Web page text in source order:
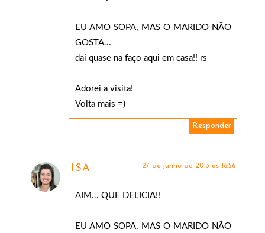
EU AMO SOPA, MAS O MARIDO NÃO
GOSTA...
dai quase na faço aqui em casa!! rs
Adorei a visita!
Volta mais =)
Responder
ISA 27 de junho de 2013 às 18:56
AIM... QUE DELICIA!!
EU AMO SOPA, MAS O MARIDO NÃO